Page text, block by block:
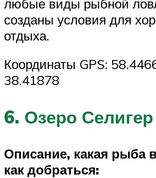
любые виды рыбной
созданы условия для
отдыха.
Координаты GPS:
38.41878
6. Озеро Селигер
Описание, какая рыба
как добраться: